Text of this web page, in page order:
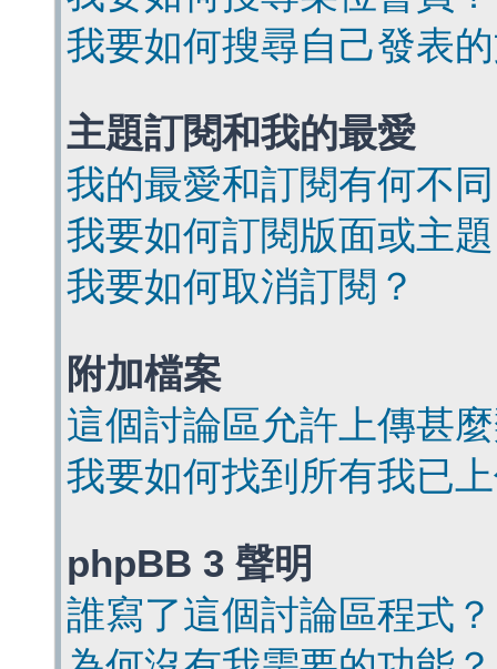
我要如何搜尋自己發表
主題訂閱和我的最愛
我的最愛和訂閱有何不
我要如何訂閱版面或主
我要如何取消訂閱？
附加檔案
這個討論區允許上傳甚
我要如何找到所有我已
phpBB 3 聲明
誰寫了這個討論區程式？